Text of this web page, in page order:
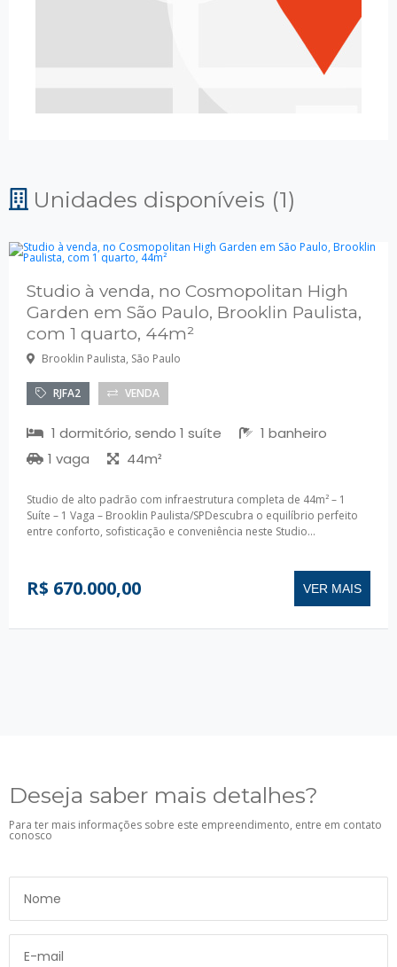
Unidades disponíveis (1)
Studio à venda, no Cosmopolitan High
Garden em São Paulo, Brooklin Paulista,
com 1 quarto, 44m²
Brooklin Paulista, São Paulo
RJFA2 VENDA
1 dormitório, sendo 1 suíte
1 banheiro
1 vaga
44m²
Studio de alto padrão com infraestrutura completa de 44m² – 1
Suíte – 1 Vaga – Brooklin Paulista/SPDescubra o equilíbrio perfeito
entre conforto, sofisticação e conveniência neste Studio...
R$ 670.000,00 VER MAIS
Deseja saber mais detalhes?
Para ter mais informações sobre este empreendimento, entre em contato
conosco